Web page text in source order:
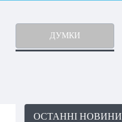
ДУМКИ
ОСТАННІ НОВИНИ